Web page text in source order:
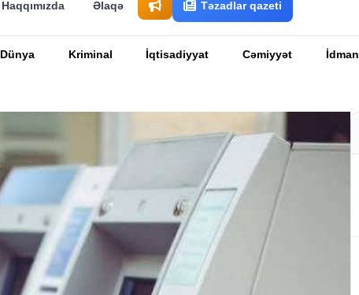
Haqqımızda Əlaqə Təzadlar qazeti
Dünya Kriminal İqtisadiyyat Cəmiyyət İdman